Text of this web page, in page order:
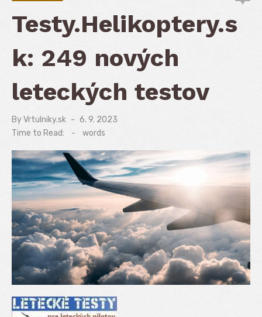
Testy.Helikoptery.s
k: 249 nových
leteckých testov
ByVrtulniky.sk
Posted
on
6. 9. 2023
Time to Read:
- words